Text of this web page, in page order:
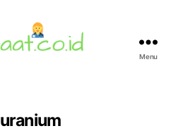
Menu
uranium